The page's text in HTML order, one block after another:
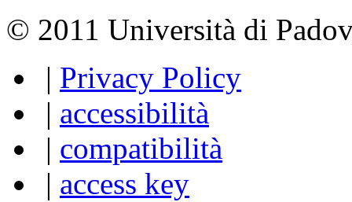
© 2011 Università di
| Privacy Policy
| accessibilità
| compatibilità
| access key